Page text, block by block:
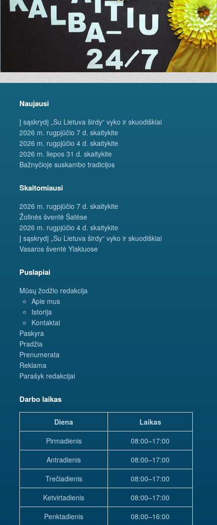
Naujausi
Į sąskrydį „Su Lietuva širdy“ vyko ir skuodiškiai
2026 m. rugpjūčio 7 d. skaitykite
2026 m. rugpjūčio 4 d. skaitykite
2026 m. liepos 31 d. skaitykite
Bažnyčioje suskambo tradicijos
Skaitomiausi
2026 m. rugpjūčio 7 d. skaitykite
Žolinės šventė Šatėse
2026 m. rugpjūčio 4 d. skaitykite
Į sąskrydį „Su Lietuva širdy“ vyko ir skuodiškiai
Vasaros šventė Ylakiuose
Puslapiai
Mūsų žodžio redakcija
Apie mus
Istorija
Kontaktai
Paskyra
Pradžia
Prenumerata
Reklama
Parašyk redakcijai
Darbo laikas
Diena
Laikas
Pirmadienis
08:00–17:00
Antradienis
08:00–17:00
Trečiadienis
08:00–17:00
Ketvirtadienis
08:00–17:00
Penktadienis
08:00–16:00